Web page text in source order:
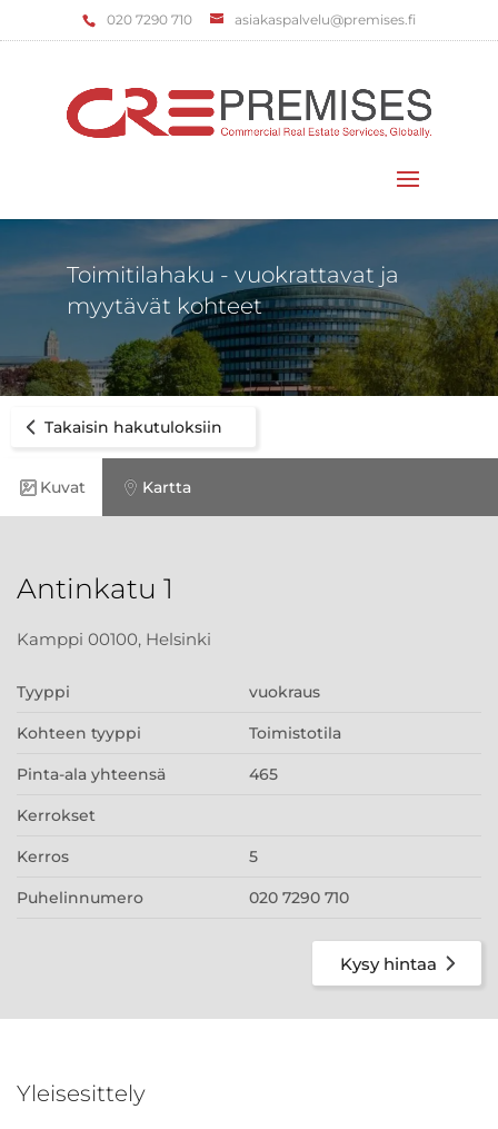
‌020 7290 710 asiakaspalvelu@premises.fi
Toimitilahaku - vuokrattavat ja
myytävät kohteet
Takaisin hakutuloksiin
Kuvat Kartta
Antinkatu 1
Kamppi 00100, Helsinki
Tyyppi vuokraus
Kohteen tyyppi Toimistotila
Pinta-ala yhteensä 465
Kerrokset
Kerros 5
Puhelinnumero 020 7290 710
Kysy hintaa
Yleisesittely